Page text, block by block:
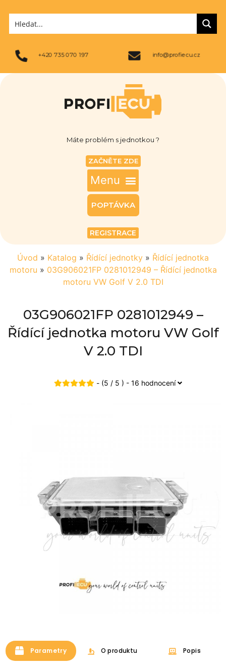
+420 735 070 197 info@profiecu.cz
Máte problém s jednotkou ?
ZAČNĚTE ZDE
POPTÁVKA
REGISTRACE
Úvod » Katalog » Řídící jednotky » Řídící jednotka
motoru » 03G906021FP 0281012949 – Řídící jednotka
motoru VW Golf V 2.0 TDI
03G906021FP 0281012949 –
Řídící jednotka motoru VW Golf
V 2.0 TDI
- (5 / 5 ) - 16 hodnocení
Parametry O produktu Popis